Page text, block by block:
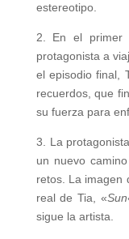
estereotipo.
2. En el primer
protagonista a
el episodio final,
recuerdos, que
su fuerza para
3. La
un nuevo
retos. La imagen
real de Tia, «Sun
sigue la artista.